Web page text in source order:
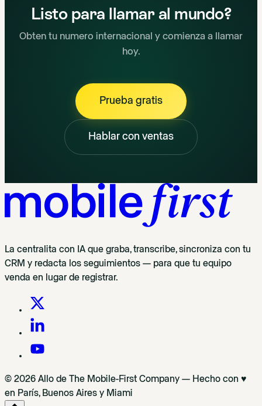
Listo para llamar al mundo?
Obten tu numero internacional y comienza a llamar
hoy.
Prueba gratis
Hablar con ventas
La centralita con IA que graba, transcribe, sincroniza con tu
CRM y redacta los seguimientos — para que tu equipo
venda en lugar de registrar.
© 2026 Allo de The Mobile-First Company — Hecho con ♥
en París, Buenos Aires y Miami